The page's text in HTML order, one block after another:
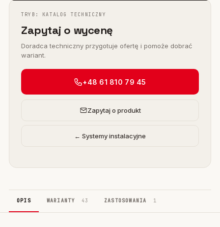
TRYB: KATALOG TECHNICZNY
Zapytaj o wycenę
Doradca techniczny przygotuje ofertę i pomoże dobrać
wariant.
+48 61 810 79 45
Zapytaj o produkt
← Systemy instalacyjne
OPIS WARIANTY 43 ZASTOSOWANIA 1